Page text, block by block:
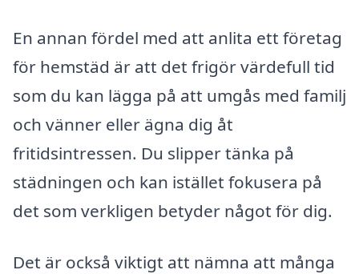
En annan fördel med att anlita ett företag
för hemstäd är att det frigör värdefull tid
som du kan lägga på att umgås med familj
och vänner eller ägna dig åt
fritidsintressen. Du slipper tänka på
städningen och kan istället fokusera på
det som verkligen betyder något för dig.
Det är också viktigt att nämna att många